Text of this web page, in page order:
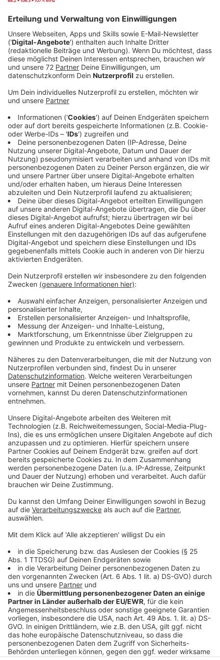
Während Freya Ridings Hit "Castles noch in unseren
Ohrwindungen sein Unwesen treibt, drängte der
Vorbote "Weekends" ihres neuen Albums "Blood
Orange" direkt hinterher. Wir kriegen die Nord-
Londonerin wohl so schnell nicht mehr aus dem Kopf.
"Blood Orange", unser Album der Woche sorgt
vermutlich dafür, dass es so bleibt. 14 Songs laden
zum Tanzen, Träumen und mitfühlen ein.
"Mit diesem Album wollte ich Sachen sagen, bei denen
ich mich schwertue, sie Menschen direkt ins Gesicht
zu sagen. Ich habe gezielt Dinge ausgewählt, über die
es mir schwerfällt zu sprechen und wollte
stattdessen über sie schreiben und singen. Darum ging
es mir bei „Blood Orange": mich selbst damit zu
erschrecken, wie ehrlich Songs sein können", so Freya
Ridings im Herbst 2022. Man könnte also sagen:
"Blood Orange" ist das Album, dass sie eigentlich nicht
machen wollte. Gut, dass sie es trotzdem gemacht
hat.
Anzeige
Anzeige
Wir benötigen Ihre
Zustimmung, um den YouTube
Video-Service zu laden!
Drittanbieters, um Videoinhalte
einzubetten. Dieser Service kann
Daten zu Ihren Aktivitäten
sammeln. Bitte lesen Sie die
Details durch und stimmen Sie der
Nutzung des Service zu, um dieses
Video anzusehen.
Mehr Informationen
Akzeptieren
powered by Usercentrics Consent
Management Platform
Mit "Weekends" kehrt Freya Ridings auf die große
Bühne zurück, wir haben den Song für euch im besten
Anzeige
Anzeige